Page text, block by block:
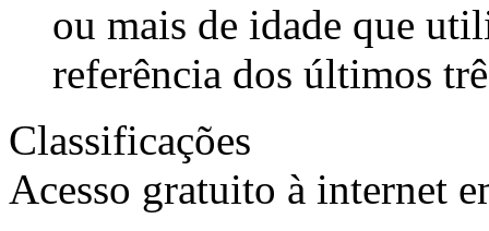
ou mais de idade que
referência dos últimos
Classificações
Acesso gratuito à internet